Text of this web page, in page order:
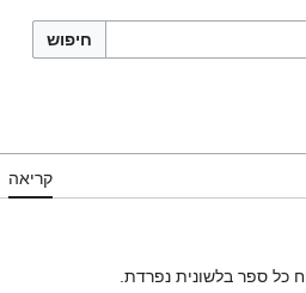
חיפוש
קריאה
כל ספר בלשונית נפרדת.